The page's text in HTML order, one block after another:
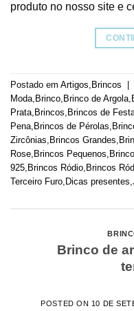
produto no nosso site e
Postado em Artigos, Brincos
Moda, Brinco, Brinco de Argola,
Prata, Brincos, Brincos de
Pena, Brincos de Pérolas,
Zircônias, Brincos Grandes,
Rose, Brincos Pequenos,
925, Brincos Ródio, Brincos
Terceiro Furo, Dicas presentes,
Brinco de
POSTED ON 10 DE